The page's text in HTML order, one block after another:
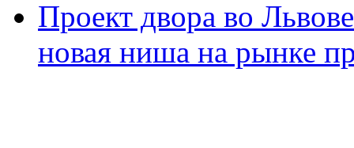
Проект двора во
новая ниша на рынке